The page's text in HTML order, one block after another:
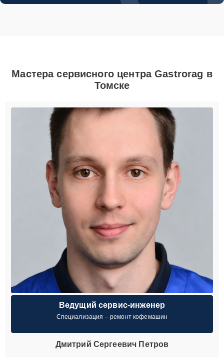
Мастера сервисного центра Gastrorag в
Томске
Ведущий сервис-инженер
Специализация – ремонт кофемашин
Дмитрий Сергеевич Петров